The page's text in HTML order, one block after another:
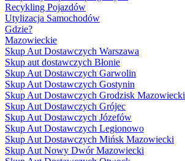
Recykling Pojazdów
Utylizacja Samochodów
Gdzie?
Mazowieckie
Skup Aut Dostawczych Warszawa
Skup aut dostawczych Błonie
Skup Aut Dostawczych Garwolin
Skup Aut Dostawczych Gostynin
Skup Aut Dostawczych Grodzisk Mazowiecki
Skup Aut Dostawczych Grójec
Skup Aut Dostawczych Józefów
Skup Aut Dostawczych Legionowo
Skup Aut Dostawczych Mińsk Mazowiecki
Skup Aut Nowy Dwór Mazowiecki